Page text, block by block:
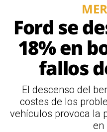
Ford se
18% en
fallos
El descenso del
costes de los
vehículos provoca la
en